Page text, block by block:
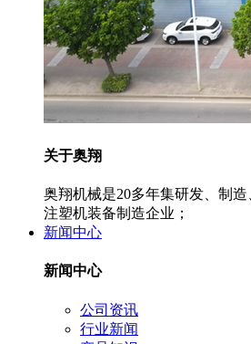
关于奥翔
奥翔机械是20多年集研发、制
注塑机装备制造企业；
新闻中心
新闻中心
公司资讯
行业新闻